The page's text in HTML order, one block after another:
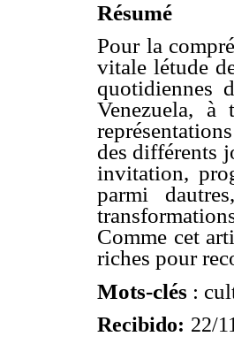
Résumé
Pour la
vitale létude
quotidiennes
Venezuela, à
des différents
invitation,
parmi
Comme cet
riches pour
Mots-clés :
Recibido: 22/